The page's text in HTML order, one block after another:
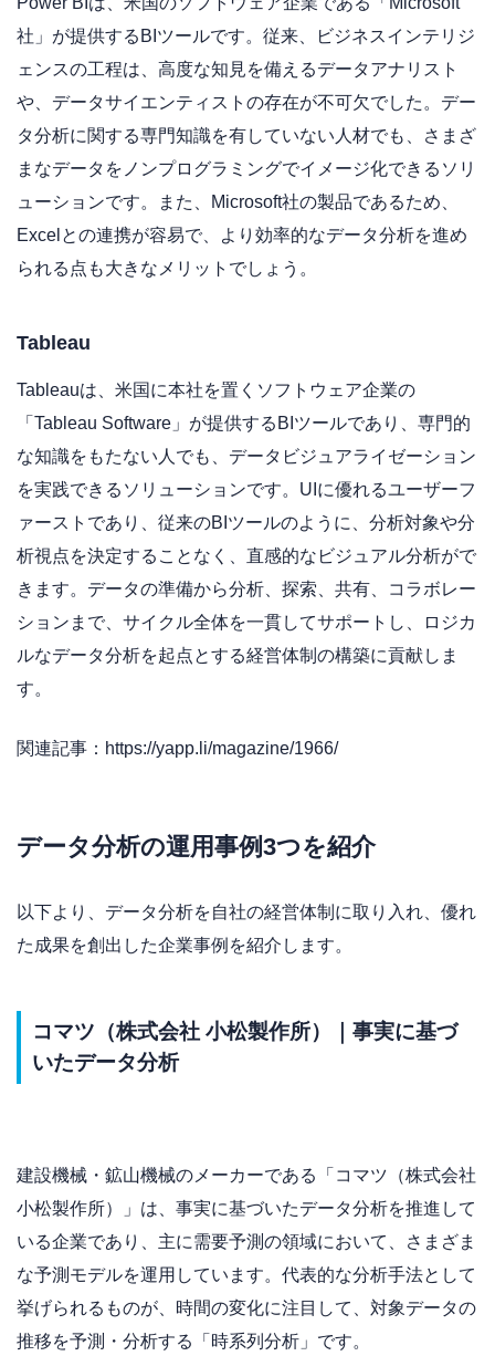
社」が提供するBIツールです。従来、ビジネスインテリジ
ェンスの工程は、高度な知見を備えるデータアナリスト
や、データサイエンティストの存在が不可欠でした。デー
タ分析に関する専門知識を有していない人材でも、さまざ
まなデータをノンプログラミングでイメージ化できるソリ
ューションです。また、Microsoft社の製品であるため、
Excelとの連携が容易で、より効率的なデータ分析を進め
られる点も大きなメリットでしょう。
Tableau
Tableauは、米国に本社を置くソフトウェア企業の
「Tableau Software」が提供するBIツールであり、専門的
な知識をもたない人でも、データビジュアライゼーション
を実践できるソリューションです。UIに優れるユーザーフ
ァーストであり、従来のBIツールのように、分析対象や分
析視点を決定することなく、直感的なビジュアル分析がで
きます。データの準備から分析、探索、共有、コラボレー
ションまで、サイクル全体を一貫してサポートし、ロジカ
ルなデータ分析を起点とする経営体制の構築に貢献しま
す。
関連記事：https://yapp.li/magazine/1966/
データ分析の運用事例3つを紹介
以下より、データ分析を自社の経営体制に取り入れ、優れ
た成果を創出した企業事例を紹介します。
コマツ（株式会社 小松製作所）｜事実に基づ
いたデータ分析
建設機械・鉱山機械のメーカーである「コマツ（株式会社
小松製作所）」は、事実に基づいたデータ分析を推進して
いる企業であり、主に需要予測の領域において、さまざま
な予測モデルを運用しています。代表的な分析手法として
挙げられるものが、時間の変化に注目して、対象データの
推移を予測・分析する「時系列分析」です。